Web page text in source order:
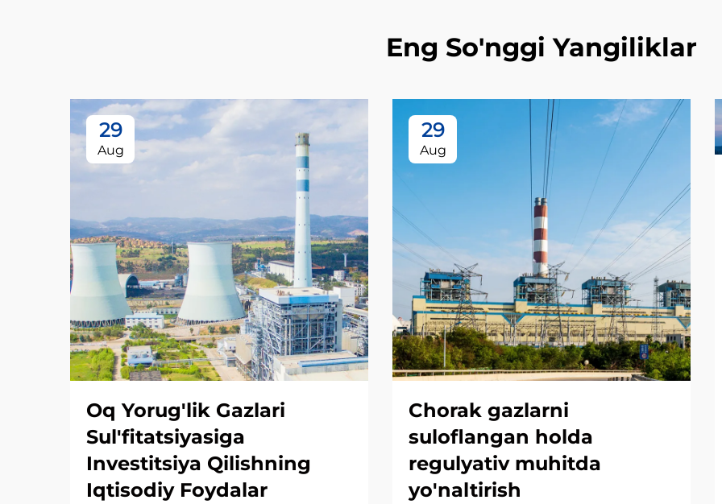
Eng So'nggi Yangiliklar
29
Aug
Oq Yorug'lik Gazlari
Sul'fitatsiyasiga
Investitsiya Qilishning
Iqtisodiy Foydalar
29
Aug
Chorak gazlarni
suloflangan holda
regulyativ muhitda
yo'naltirish